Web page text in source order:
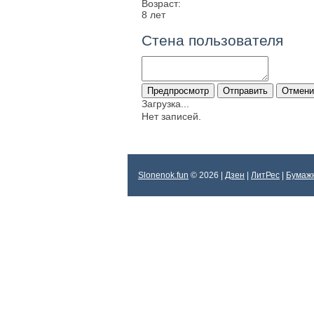
Возраст:
8 лет
Стена пользователя
Загрузка...
Нет записей.
Slonenok.fun © 2026 | Дзен ЛитРес